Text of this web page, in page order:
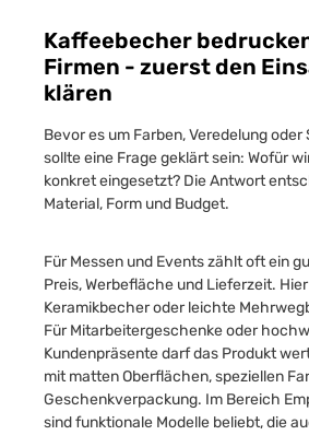
Kaffeebecher
Firmen - zuerst den
klären
Bevor es um Farben, Veredelung
sollte eine Frage geklärt sein: Wofür
konkret eingesetzt? Die Antwort
Material, Form und Budget.
Für Messen und Events zählt oft ein
Preis, Werbefläche und Lieferzeit.
Keramikbecher oder leichte
Für Mitarbeitergeschenke oder
Kundenpräsente darf das Produkt
mit matten Oberflächen, speziellen
Geschenkverpackung. Im Bereich
sind funktionale Modelle beliebt, die